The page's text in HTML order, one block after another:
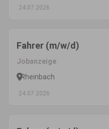
24.07.2026
Fahrer (m/w/d)
Jobanzeige
Rheinbach
24.07.2026